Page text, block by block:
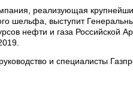
реализующая
шельфа, выступит
нефти и газа Российской
и специалисты